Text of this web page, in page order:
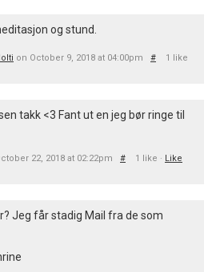
og stund.
on October 9, 2018 at 04:00pm #
1 like
takk <3 Fant ut en jeg bør ringe til
22, 2018 at 02:22pm # 1 like · Like
Jeg får stadig Mail fra de som